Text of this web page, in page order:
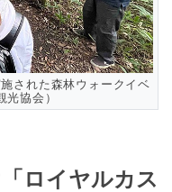
された森林ウォークイベ
光協会）
ロイヤルカス